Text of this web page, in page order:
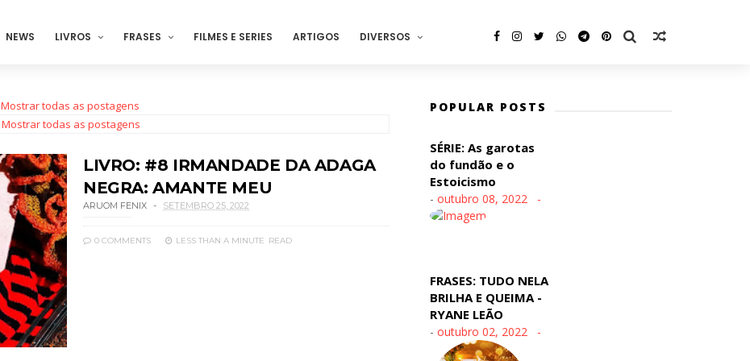
NEWS LIVROS FRASES FILMES E SERIES ARTIGOS DIVERSOS
Mostrar todas as postagens
Mostrar todas as postagens
LIVRO: #8 IRMANDADE DA ADAGA
NEGRA: AMANTE MEU
ARUOM FENIX SETEMBRO 25, 2022
0 COMMENTS LESS THAN A MINUTE READ
POPULAR POSTS
SÉRIE: As garotas
do fundão e o
Estoicismo
- outubro 08, 2022
FRASES: TUDO NELA
BRILHA E QUEIMA -
RYANE LEÃO
- outubro 02, 2022